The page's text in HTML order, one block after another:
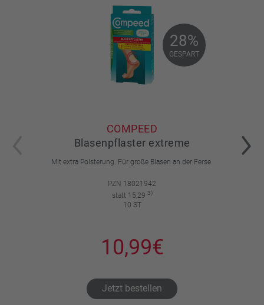
28%
GESPART
28%
GESPART
COMPEED
Blasenpflaster extreme
Mit extra Polsterung. Für große Blasen an der Ferse.
PZN 18021942
statt 15,29 3)
10 ST
10,99€
Jetzt bestellen